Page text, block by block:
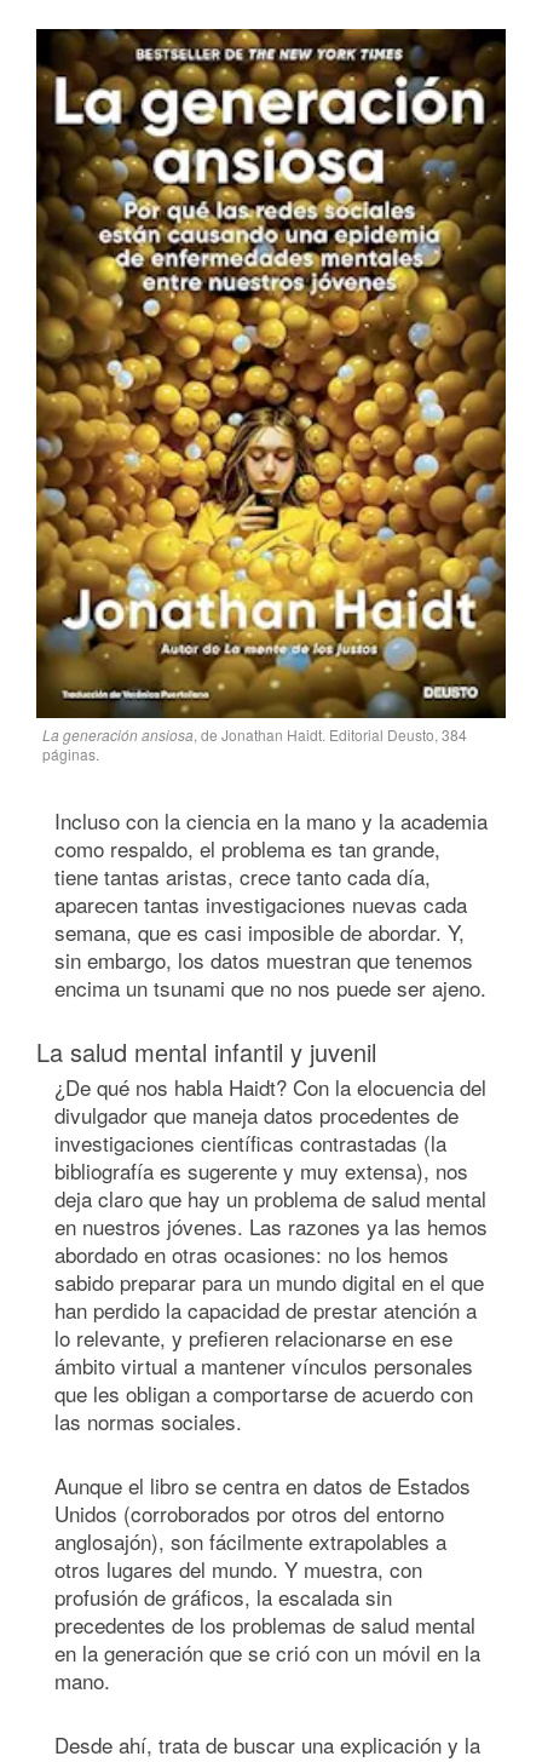
La generación ansiosa, de Jonathan Haidt. Editorial Deusto, 384
páginas.
Incluso con la ciencia en la mano y la academia
como respaldo, el problema es tan grande,
tiene tantas aristas, crece tanto cada día,
aparecen tantas investigaciones nuevas cada
semana, que es casi imposible de abordar. Y,
sin embargo, los datos muestran que tenemos
encima un tsunami que no nos puede ser ajeno.
La salud mental infantil y juvenil
¿De qué nos habla Haidt? Con la elocuencia del
divulgador que maneja datos procedentes de
investigaciones científicas contrastadas (la
bibliografía es sugerente y muy extensa), nos
deja claro que hay un problema de salud mental
en nuestros jóvenes. Las razones ya las hemos
abordado en otras ocasiones: no los hemos
sabido preparar para un mundo digital en el que
han perdido la capacidad de prestar atención a
lo relevante, y prefieren relacionarse en ese
ámbito virtual a mantener vínculos personales
que les obligan a comportarse de acuerdo con
las normas sociales.
Aunque el libro se centra en datos de Estados
Unidos (corroborados por otros del entorno
anglosajón), son fácilmente extrapolables a
otros lugares del mundo. Y muestra, con
profusión de gráficos, la escalada sin
precedentes de los problemas de salud mental
en la generación que se crió con un móvil en la
mano.
Desde ahí, trata de buscar una explicación y la